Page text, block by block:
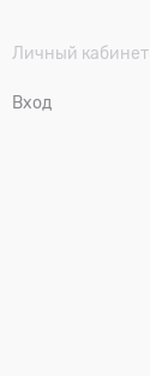
Личный кабинет
Вход